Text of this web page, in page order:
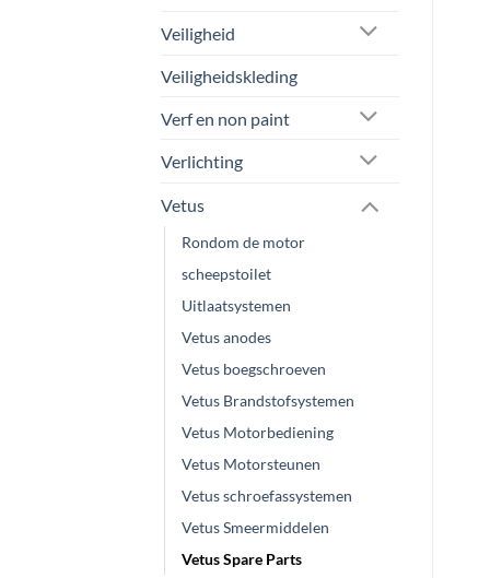
Veiligheid
Veiligheidskleding
Verf en non paint
Verlichting
Vetus
Rondom de motor
scheepstoilet
Uitlaatsystemen
Vetus anodes
Vetus boegschroeven
Vetus Brandstofsystemen
Vetus Motorbediening
Vetus Motorsteunen
Vetus schroefassystemen
Vetus Smeermiddelen
Vetus Spare Parts